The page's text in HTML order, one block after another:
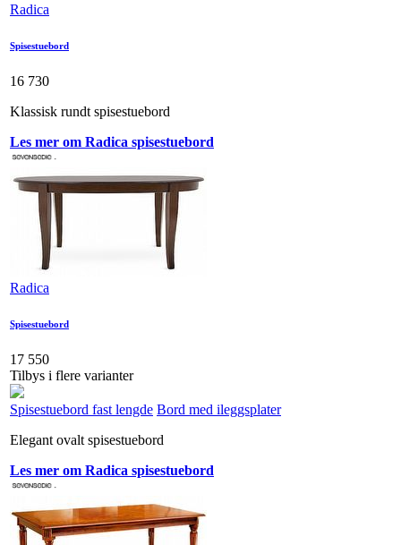
Radica
Spisestuebord
16 730
Klassisk rundt spisestuebord
Les mer om Radica spisestuebord
Radica
Spisestuebord
17 550
Tilbys i flere varianter
Spisestuebord fast lengde Bord med ileggsplater
Elegant ovalt spisestuebord
Les mer om Radica spisestuebord